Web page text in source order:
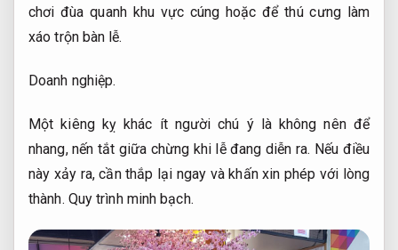
chơi đùa quanh khu vực cúng hoặc để thú cưng làm
xáo trộn bàn lễ.
Doanh nghiệp.
Một kiêng kỵ khác ít người chú ý là không nên để
nhang, nến tắt giữa chừng khi lễ đang diễn ra. Nếu điều
này xảy ra, cần thắp lại ngay và khấn xin phép với lòng
thành. Quy trình minh bạch.